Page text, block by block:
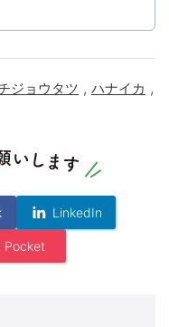
ジョウタツ , ハナイカ ,
LinkedIn
Pocket